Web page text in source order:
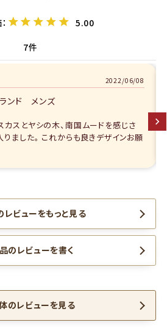
5.00
7
2022/06/08
ンド メンズ
スとヤシの木、南国ムードを感じさ
ました。 これからも良きデザインお願
レビューをもっと見る
のレビューを書く
のレビューを見る